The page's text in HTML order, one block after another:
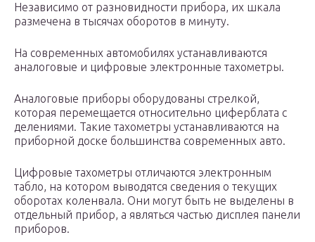
Независимо от разновидности прибора, их шкала
размечена в тысячах оборотов в минуту.
На современных автомобилях устанавливаются
аналоговые и цифровые электронные тахометры.
Аналоговые приборы оборудованы стрелкой,
которая перемещается относительно циферблата с
делениями. Такие тахометры устанавливаются на
приборной доске большинства современных авто.
Цифровые тахометры отличаются электронным
табло, на котором выводятся сведения о текущих
оборотах коленвала. Они могут быть не выделены в
отдельный прибор, а являться частью дисплея панели
приборов.